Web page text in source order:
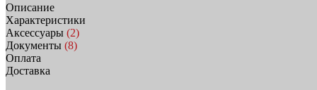
Описание
Характеристики
Аксессуары (2)
Документы (8)
Оплата
Доставка